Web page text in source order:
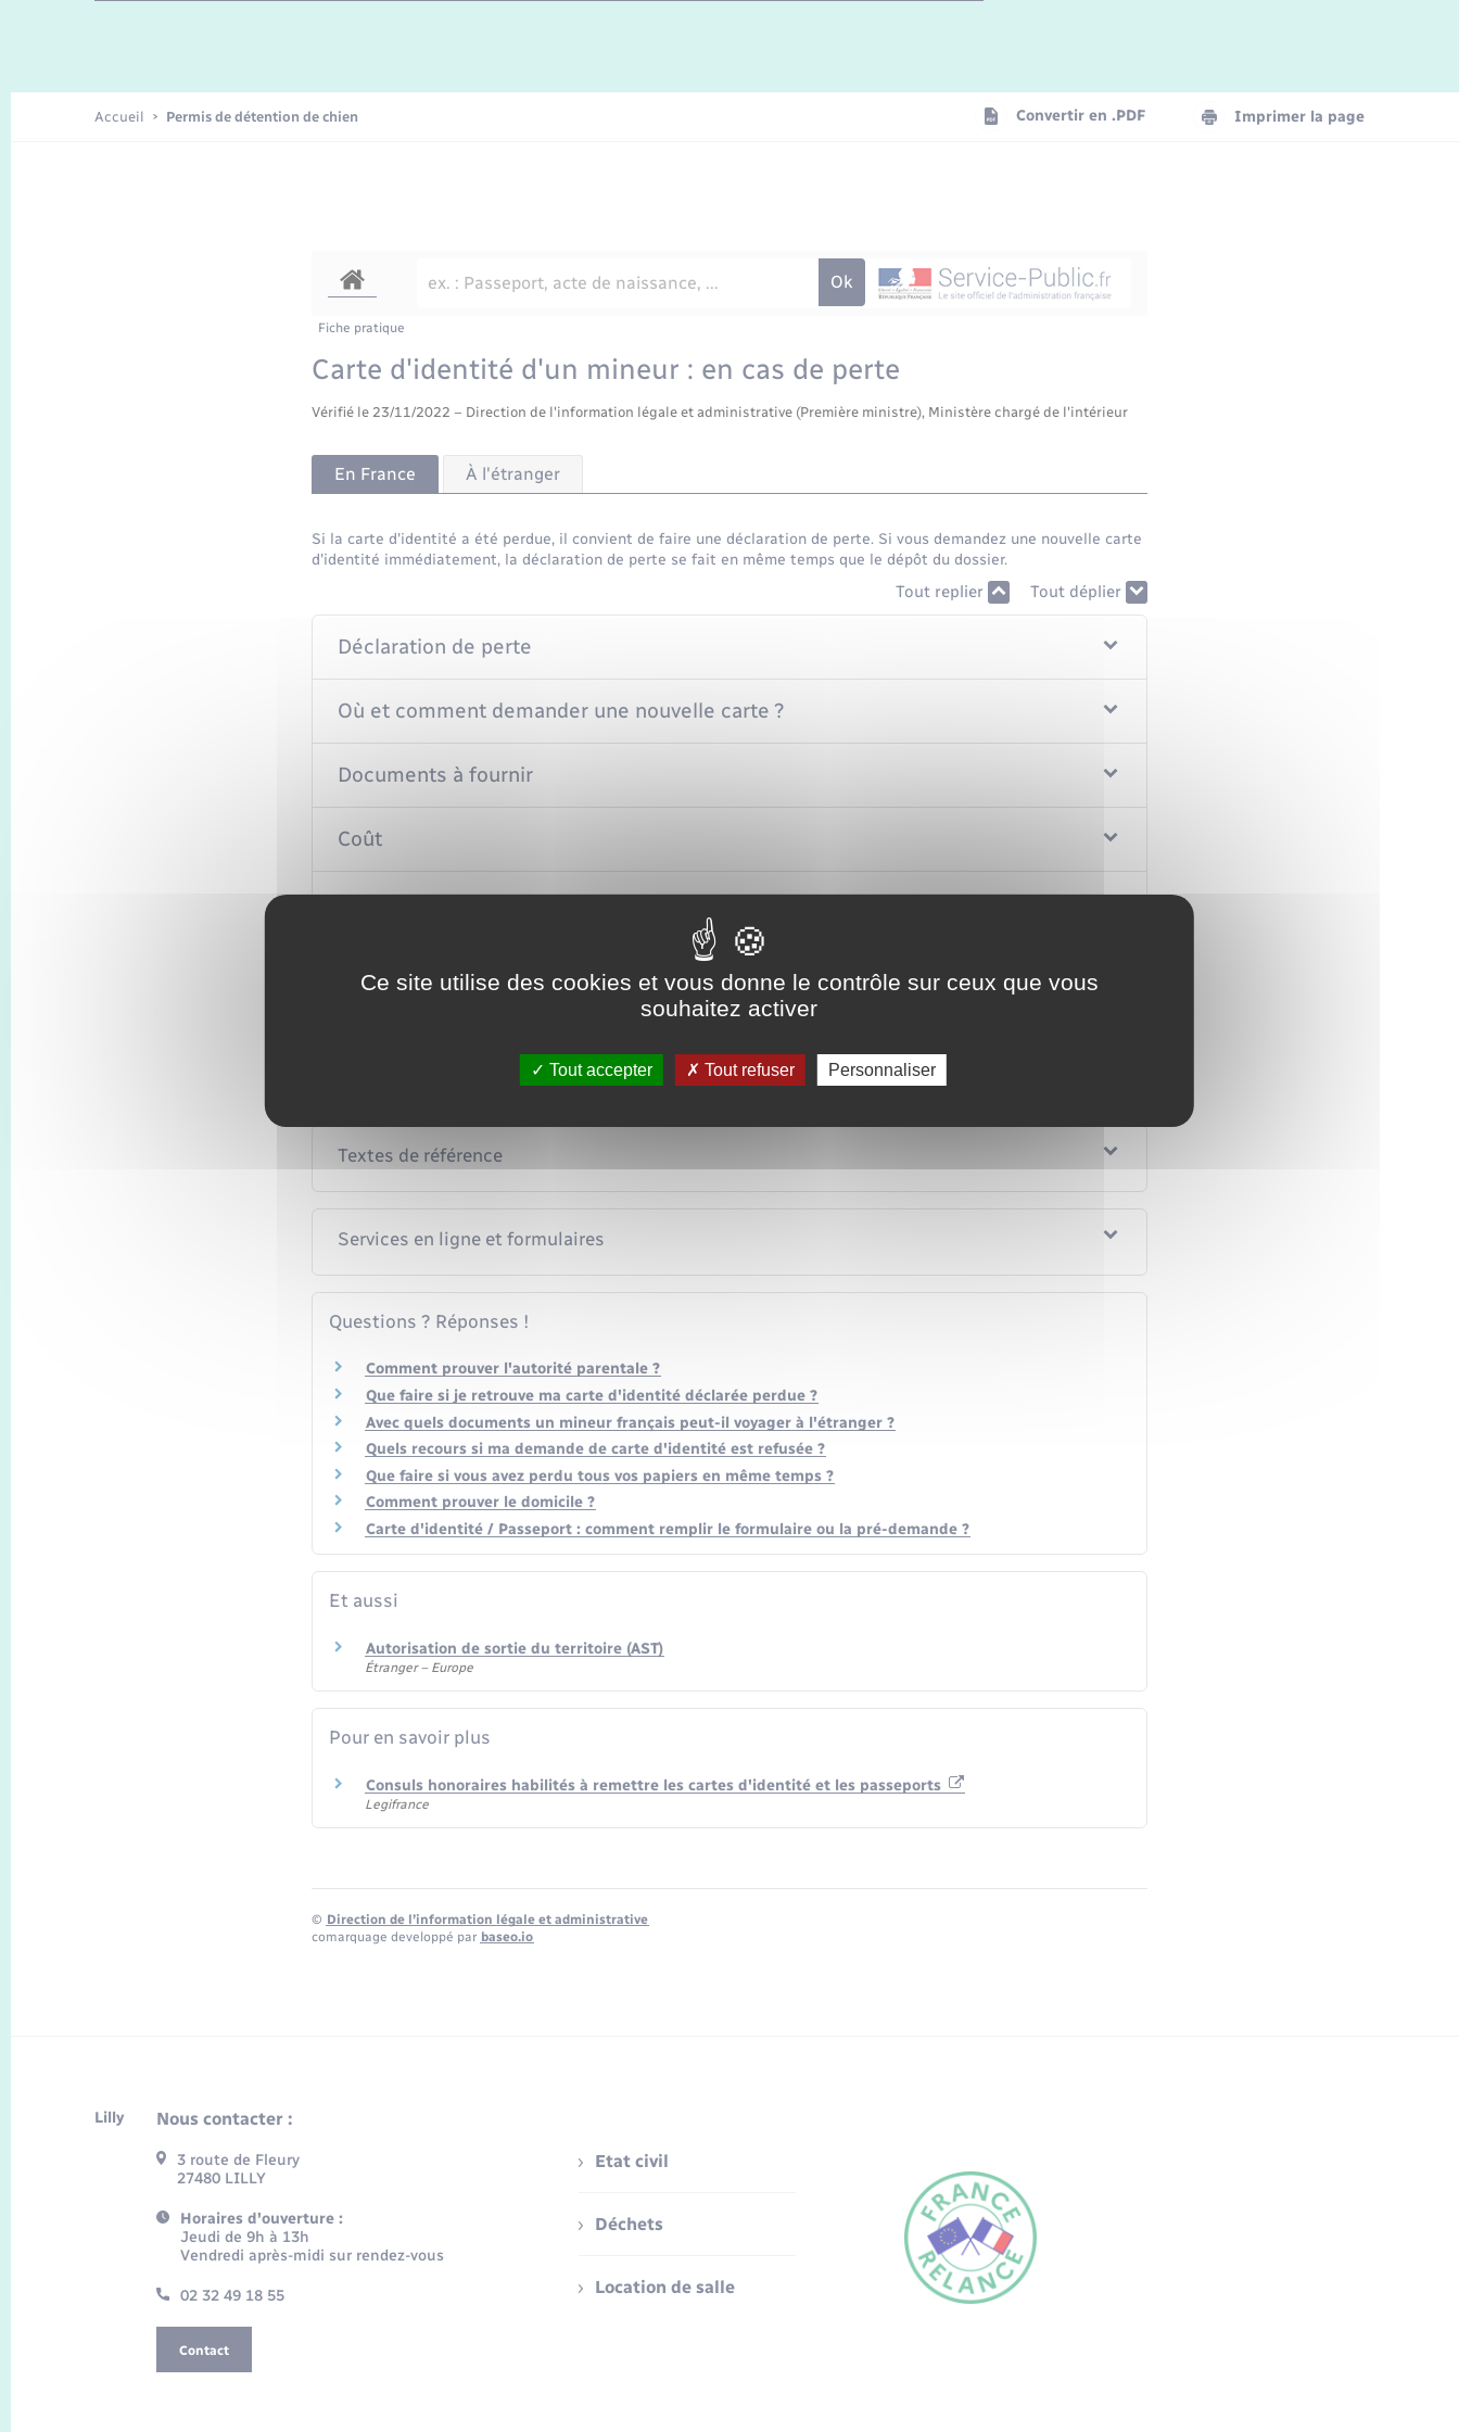
Enfants – Jeunes
Accueil Permis de détention de chien Convertir en .PDF Imprimer la page
Fiche pratique
Carte d'identité d'un mineur : en cas de perte
Vérifié le 23/11/2022 – Direction de l'information légale et administrative (Première ministre), Ministère chargé de l'intérieur
En France À l'étranger
Si la carte d'identité a été perdue, il convient de faire une déclaration de perte. Si vous demandez une nouvelle carte
d'identité immédiatement, la déclaration de perte se fait en même temps que le dépôt du dossier.
Tout replier Tout déplier
Déclaration de perte
Où et comment demander une nouvelle carte ?
Documents à fournir
Coût
Délai de fabrication
Comment retirer la carte d'identité quand elle est prête ?
Textes de référence
Services en ligne et formulaires
Questions ? Réponses !
Comment prouver l'autorité parentale ?
Que faire si je retrouve ma carte d'identité déclarée perdue ?
Avec quels documents un mineur français peut-il voyager à l'étranger ?
Quels recours si ma demande de carte d'identité est refusée ?
Que faire si vous avez perdu tous vos papiers en même temps ?
Comment prouver le domicile ?
Carte d'identité / Passeport : comment remplir le formulaire ou la pré-demande ?
Et aussi
Autorisation de sortie du territoire (AST)
Étranger – Europe
Pour en savoir plus
Consuls honoraires habilités à remettre les cartes d'identité et les passeports
Legifrance
© Direction de l’information légale et administrative
comarquage developpé par baseo.io
Lilly Nous contacter :
3 route de Fleury
27480 LILLY
Horaires d'ouverture :
Jeudi de 9h à 13h
Vendredi après-midi sur rendez-vous
02 32 49 18 55
Contact
Etat civil
Déchets
Location de salle
Ce site utilise des cookies et vous donne le contrôle sur ceux que vous
souhaitez activer
Tout accepter Tout refuser Personnaliser